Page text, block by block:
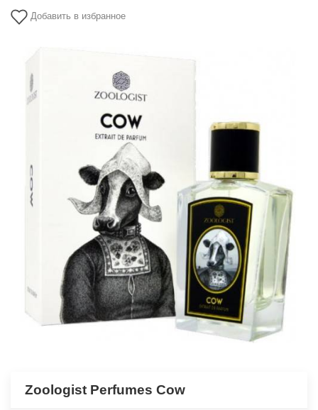
Добавить в избранное
Zoologist Perfumes Cow